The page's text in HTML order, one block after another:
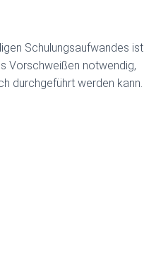
Schulungsaufwandes ist
Vorschweißen notwendig,
durchgeführt werden kann.